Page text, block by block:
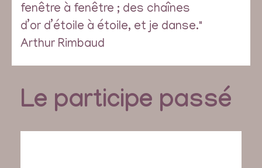
fenêtre à fenêtre ; des chaînes
d’or d’étoile à étoile, et je danse."
Arthur Rimbaud
Le participe passé